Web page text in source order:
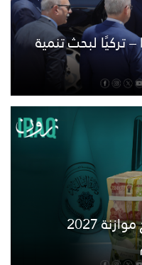
تركيًا لبحث تنمية
وزارة المالية تكشف ملامح موازنة 2027